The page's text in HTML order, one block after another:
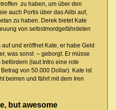
zu haben, um über den
auch Portis über das Alibi auf,
zu haben. Derek bietet Kate
von selbstmordgefährdeten
und eröffnet Kate, er habe Geld
was sonst – geborgt. Er müsse
(laut Intro eine rote
von 50.000 Dollar). Kate ist
beirren und fährt mit dem Iren
but awesome